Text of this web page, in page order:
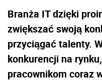
Branża IT dzięki
zwiększać swoją
przyciągać talenty.
konkurencji na
pracownikom coraz